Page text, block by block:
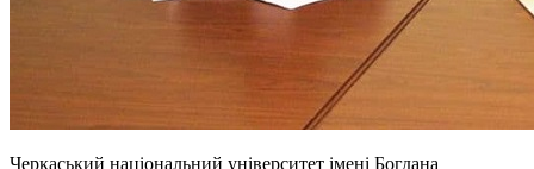
Черкаський національний університет імені Богдана